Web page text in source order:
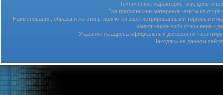
Технические характеристики, цены и
Все графические материалы взяты из
Наименования, образы и логотипы являются зарегистрированными торговыми
имеют какое-либо отношение к
Указание на адреса официальных дилеров не
Находясь на данном